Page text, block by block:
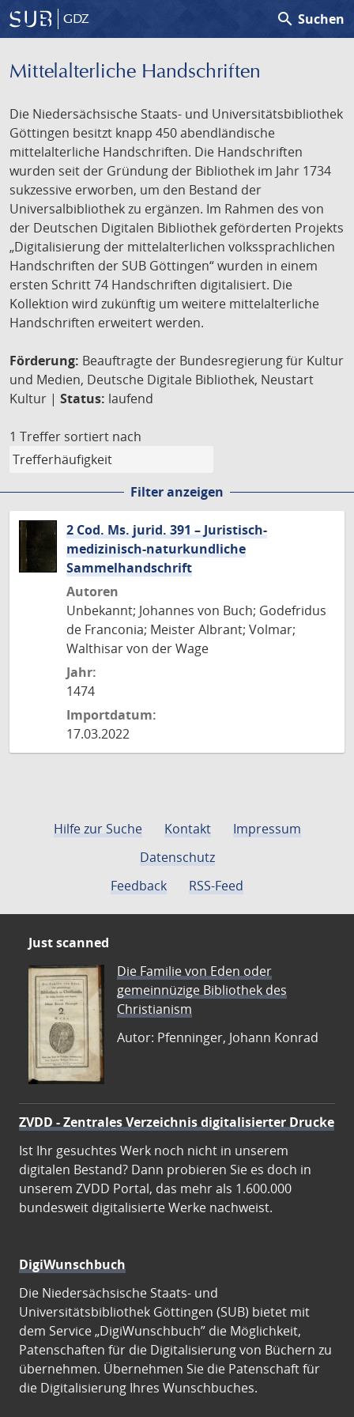
GDZ search Suchen
Mittelalterliche Handschriften
Die Niedersächsische Staats- und Universitätsbibliothek
Göttingen besitzt knapp 450 abendländische
mittelalterliche Handschriften. Die Handschriften
wurden seit der Gründung der Bibliothek im Jahr 1734
sukzessive erworben, um den Bestand der
Universalbibliothek zu ergänzen. Im Rahmen des von
der Deutschen Digitalen Bibliothek geförderten Projekts
„Digitalisierung der mittelalterlichen volkssprachlichen
Handschriften der SUB Göttingen“ wurden in einem
ersten Schritt 74 Handschriften digitalisiert. Die
Kollektion wird zukünftig um weitere mittelalterliche
Handschriften erweitert werden.
Förderung: Beauftragte der Bundesregierung für Kultur
und Medien, Deutsche Digitale Bibliothek, Neustart
Kultur | Status: laufend
1 Treffer sortiert nach
Filter anzeigen
2 Cod. Ms. jurid. 391 – Juristisch-
medizinisch-naturkundliche
Sammelhandschrift
Autoren
Unbekannt; Johannes von Buch; Godefridus
de Franconia; Meister Albrant; Volmar;
Walthisar von der Wage
Jahr:
1474
Importdatum:
17.03.2022
Hilfe zur Suche Kontakt
Impressum
Datenschutz
Feedback
RSS-Feed
Just scanned
Die Familie von Eden oder
gemeinnüzige Bibliothek des
Christianism
Autor: Pfenninger, Johann Konrad
ZVDD - Zentrales Verzeichnis digitalisierter Drucke
Ist Ihr gesuchtes Werk noch nicht in unserem
digitalen Bestand? Dann probieren Sie es doch in
unserem ZVDD Portal, das mehr als 1.600.000
bundesweit digitalisierte Werke nachweist.
DigiWunschbuch
Die Niedersächsische Staats- und
Universitätsbibliothek Göttingen (SUB) bietet mit
dem Service „DigiWunschbuch” die Möglichkeit,
Patenschaften für die Digitalisierung von Büchern zu
übernehmen. Übernehmen Sie die Patenschaft für
die Digitalisierung Ihres Wunschbuches.